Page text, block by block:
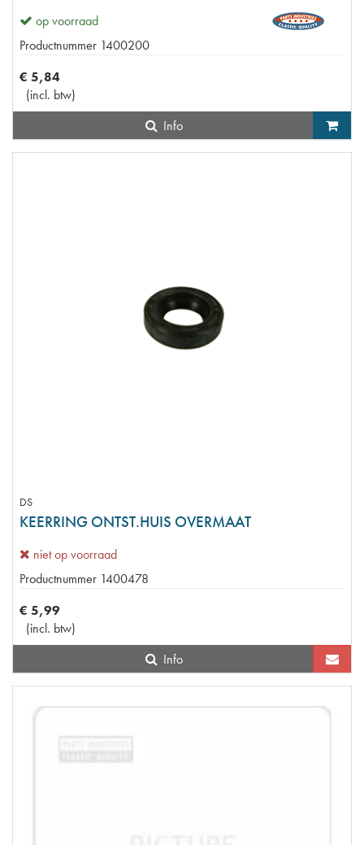
op voorraad
Productnummer 1400200
€ 5,84
(incl. btw)
Info
DS
KEERRING ONTST.HUIS OVERMAAT
niet op voorraad
Productnummer 1400478
€ 5,99
(incl. btw)
Info